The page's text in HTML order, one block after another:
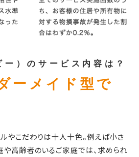
）のサービス内容は？
ーメイド型で
やこだわりは十人十色。例えば小さ
高齢者のいるご家庭では、求められ